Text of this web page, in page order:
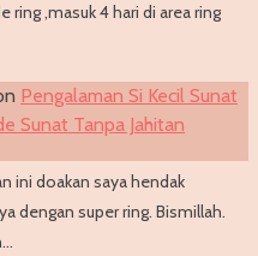
ring ,masuk 4 hari di area ring
Pengalaman Si Kecil Sunat
Sunat Tanpa Jahitan
ini doakan saya hendak
dengan super ring. Bismillah.